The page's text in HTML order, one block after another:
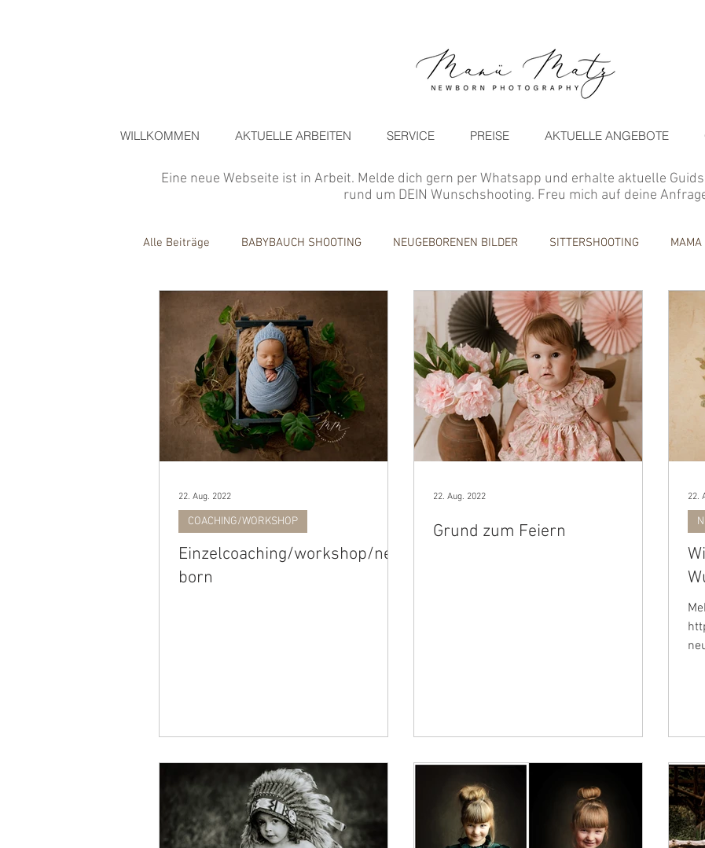
WILLKOMMEN AKTUELLE ARBEITEN SERVICE PREISE AKTUELLE ANGEBOTE
Eine neue Webseite ist in Arbeit. Melde dich gern per Whatsapp und erhalte aktuelle
rund um DEIN Wunschshooting. Freu mich auf deine
Alle Beiträge BABYBAUCH SHOOTING NEUGEBORENEN BILDER SITTERSHOOTING MAMA
COACHING/WORKSHOP MINISHOOTING/ANGEBOTE
Einzelcoaching/workshop/new
born
COACHING/WORKSHOP
22. Aug. 2022
Grund zum Feiern
22. Aug. 2022 22.